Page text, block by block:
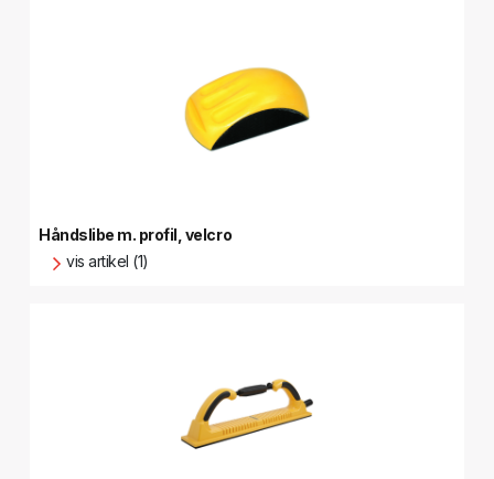
Håndslibe m. profil, velcro
vis artikel (1)